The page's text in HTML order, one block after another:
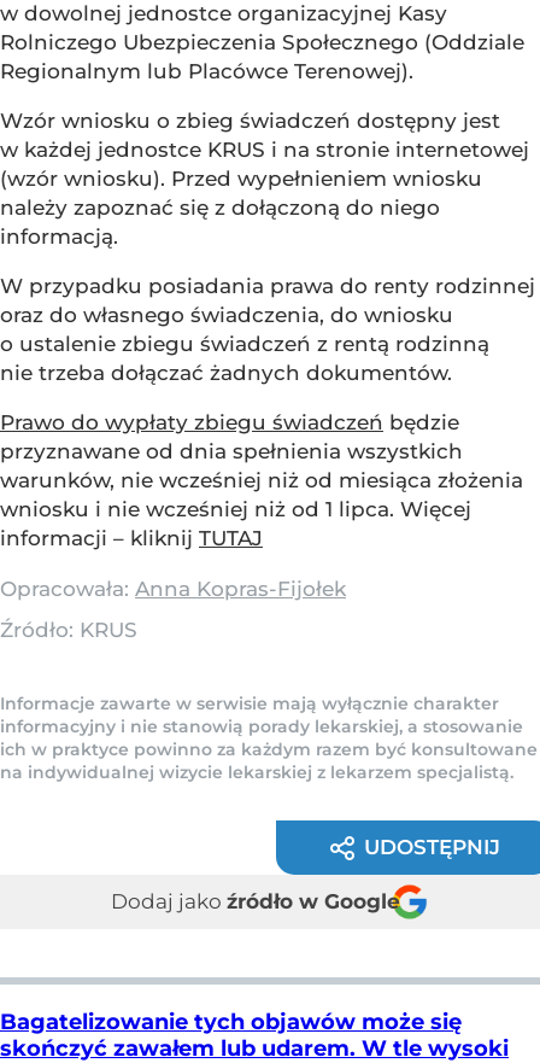
w dowolnej jednostce organizacyjnej Kasy
Rolniczego Ubezpieczenia Społecznego (Oddziale
Regionalnym lub Placówce Terenowej).
Wzór wniosku o zbieg świadczeń dostępny jest
w każdej jednostce KRUS i na stronie internetowej
(wzór wniosku). Przed wypełnieniem wniosku
należy zapoznać się z dołączoną do niego
informacją.
W przypadku posiadania prawa do renty rodzinnej
oraz do własnego świadczenia, do wniosku
o ustalenie zbiegu świadczeń z rentą rodzinną
nie trzeba dołączać żadnych dokumentów.
Prawo do wypłaty zbiegu świadczeń będzie
przyznawane od dnia spełnienia wszystkich
warunków, nie wcześniej niż od miesiąca złożenia
wniosku i nie wcześniej niż od 1 lipca. Więcej
informacji – kliknij TUTAJ
Opracowała: Anna Kopras-Fijołek
Źródło: KRUS
Informacje zawarte w serwisie mają wyłącznie charakter
informacyjny i nie stanowią porady lekarskiej, a stosowanie
ich w praktyce powinno za każdym razem być konsultowane
na indywidualnej wizycie lekarskiej z lekarzem specjalistą.
UDOSTĘPNIJ
Dodaj jako źródło w Google
Bagatelizowanie tych objawów może się
skończyć zawałem lub udarem. W tle wysoki